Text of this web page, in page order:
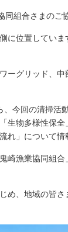
組合さまのご
に位置してい
ーグリッド、
、今回の清掃活
生物多様性保
れ」について
崎漁業協同組
め、地域の皆